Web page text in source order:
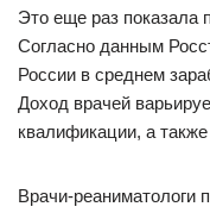
Это еще раз показала
Согласно данным
России в среднем
Доход врачей
квалификации, а
Врачи-